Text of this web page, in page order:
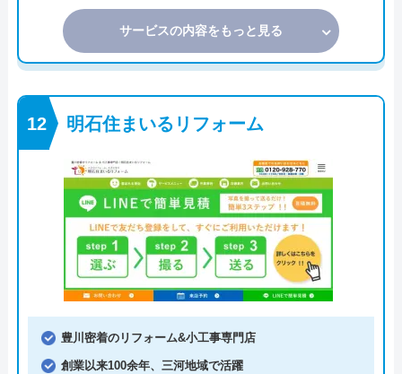
サービスの内容をもっと見る
明石住まいるリフォーム
豊川密着のリフォーム&小工事専門店
創業以来100余年、三河地域で活躍